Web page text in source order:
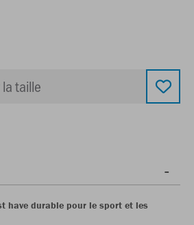
taille
have durable pour le sport et les